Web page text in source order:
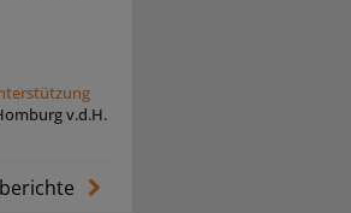
v.d.H.